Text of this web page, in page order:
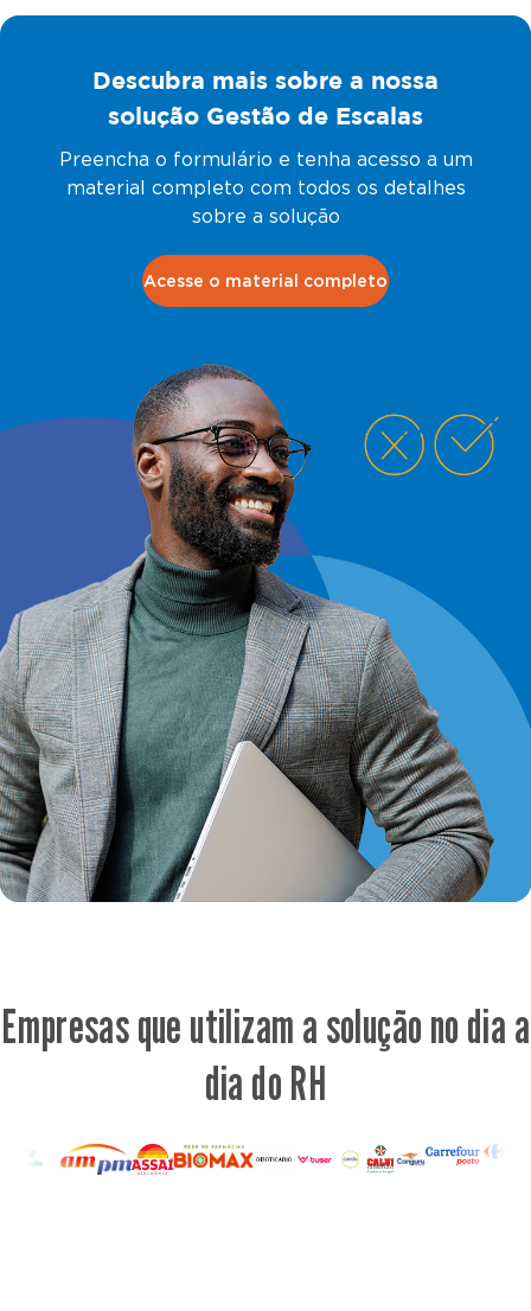
Descubra mais sobre a nossa
solução Gestão de Escalas
Preencha o formulário e tenha acesso a um
material completo com todos os detalhes
sobre a solução
Acesse o material completo
Empresas que utilizam a solução no dia a
dia do RH